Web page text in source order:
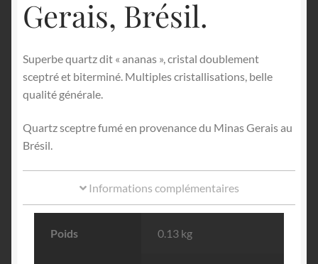
Gerais, Brésil.
Superbe quartz dit « ananas », cristal doublement
sceptré et biterminé. Multiples cristallisations, belle
qualité générale.
Quartz sceptre fumé en provenance du Minas Gerais au
Brésil.
Informations complémentaires
Poids 0.13 kg